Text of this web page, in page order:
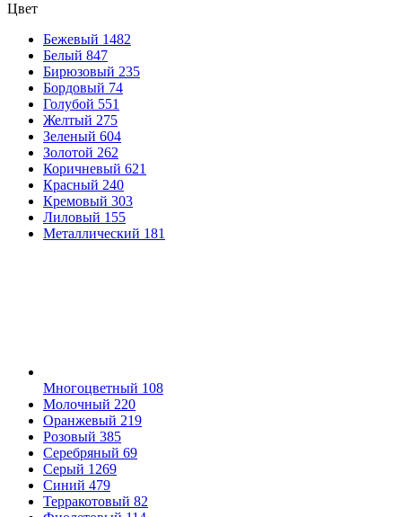
Цвет
Бежевый 1482
Белый 847
Бирюзовый 235
Бордовый 74
Голубой 551
Желтый 275
Зеленый 604
Золотой 262
Коричневый 621
Красный 240
Кремовый 303
Лиловый 155
Металлический 181
Многоцветный 108
Молочный 220
Оранжевый 219
Розовый 385
Серебряный 69
Серый 1269
Синий 479
Терракотовый 82